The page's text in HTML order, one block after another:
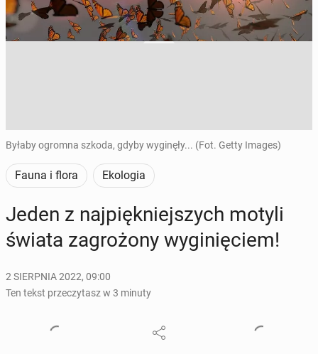
Byłaby ogromna szkoda, gdyby wyginęły... (Fot. Getty Images)
Fauna i flora Ekologia
Jeden z naj­pięk­niej­szych motyli
świata za­gro­żo­ny wy­gi­nię­ciem!
2 SIERPNIA 2022, 09:00
Ten tekst przeczytasz w 3 minuty